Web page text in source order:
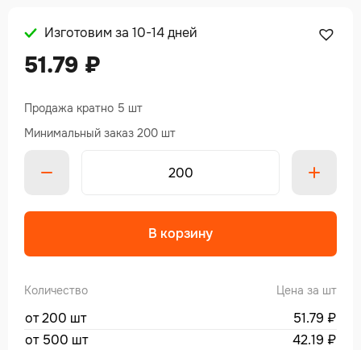
Изготовим за 10-14 дней
51.79 ₽
Продажа кратно 5 шт
Минимальный заказ 200 шт
В корзину
Количество Цена за шт
от 200 шт 51.79 ₽
от 500 шт
42.19 ₽